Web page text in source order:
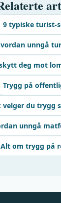
9 typiske turist-
unngå
deg mot
Trygg på
velger du trygg
unngå
Alt om trygg på